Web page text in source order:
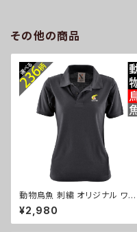
その他の商品
動物鳥魚 刺繍 オリジナル ワン
ポイント ポロシャツ リアル 半袖
レディース 無地 ロゴ おしゃれ
ゴルフ 吸汗速乾 母の日 柄 馬
¥2,980